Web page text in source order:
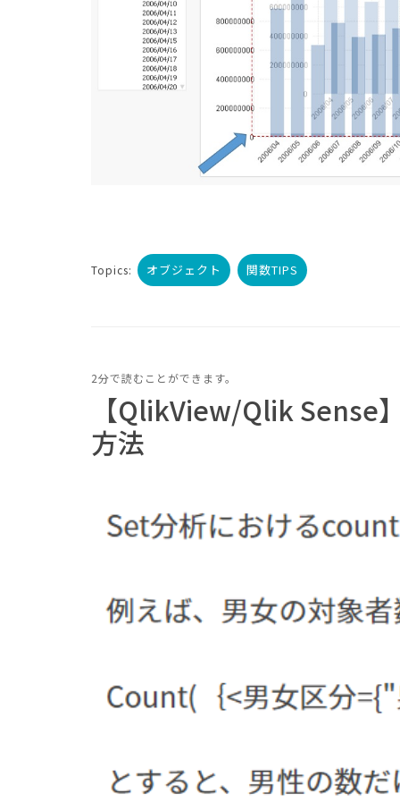
Topics: オブジェクト 関数TIPS
2分で読むことができます。
【QlikView/Qlik Sense
方法